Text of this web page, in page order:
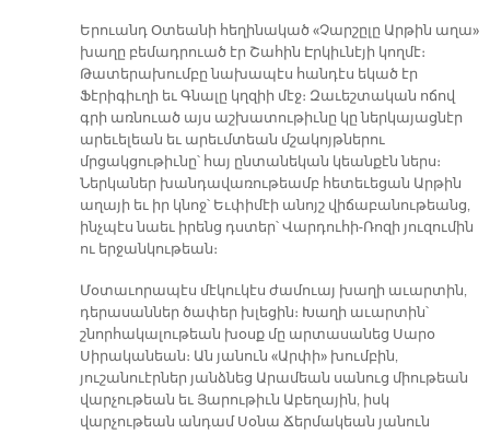
Երուանդ Օտեանի հեղինակած «Չարշըլը Արթին աղա»
խաղը բեմադրուած էր Շահին Էրկիւնէյի կողմէ։
Թատերախումբը նախապէս հանդէս եկած էր
Ֆէրիգիւղի եւ Գնալը կղզիի մէջ։ Զաւեշտական ոճով
գրի առնուած այս աշխատութիւնը կը ներկայացնէր
արեւելեան եւ արեւմտեան մշակոյթներու
մրցակցութիւնը՝ հայ ընտանեկան կեանքէն ներս։
Ներկաներ խանդավառութեամբ հետեւեցան Արթին
աղայի եւ իր կնոջ՝ Եւփիմէի անոյշ վիճաբանութեանց,
ինչպէս նաեւ իրենց դստեր՝ Վարդուհի-Ռոզի յուզումին
ու երջանկութեան։
Մօտաւորապէս մէկուկէս ժամուայ խաղի աւարտին,
դերասաններ ծափեր խլեցին։ Խաղի աւարտին՝
շնորհակալութեան խօսք մը արտասանեց Սարօ
Սիրականեան։ Ան յանուն «Արփի» խումբին,
յուշանուէրներ յանձնեց Արամեան սանուց միութեան
վարչութեան եւ Յարութիւն Աբեղային, իսկ
վարչութեան անդամ Սօնա Ճերմակեան յանուն